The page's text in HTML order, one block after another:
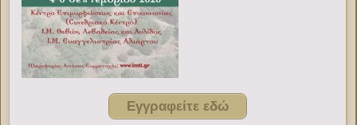
Εγγραφείτε εδώ